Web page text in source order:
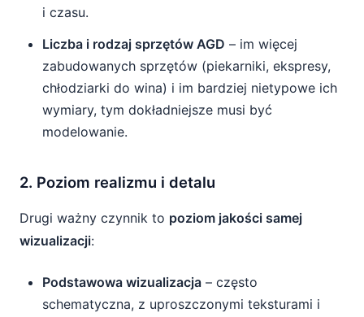
i czasu.
Liczba i rodzaj sprzętów AGD – im więcej
zabudowanych sprzętów (piekarniki, ekspresy,
chłodziarki do wina) i im bardziej nietypowe ich
wymiary, tym dokładniejsze musi być
modelowanie.
2. Poziom realizmu i detalu
Drugi ważny czynnik to poziom jakości samej
wizualizacji:
Podstawowa wizualizacja – często
schematyczna, z uproszczonymi teksturami i